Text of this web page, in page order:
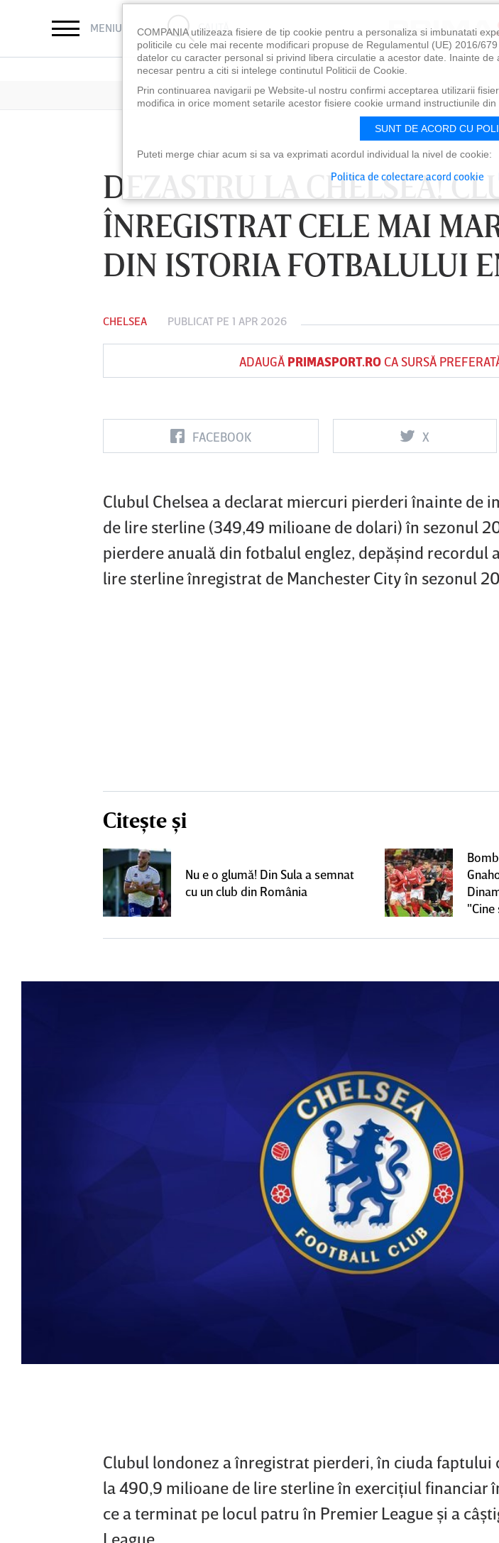
MENIU CAUTĂ
DEZASTRU LA CHELSEA!
ÎNREGISTRAT CELE MAI
DIN ISTORIA FOTBALULUI
CHELSEA PUBLICAT PE 1 APR 2026
ADAUGĂ PRIMASPORT.ROCA SURSĂ
FACEBOOK X
Clubul Chelsea a declarat miercuri pierderi înainte de
de lire sterline (349,49 milioane de dolari) în sezonul
pierdere anuală din fotbalul englez, depăşind recordul
lire sterline înregistrat de Manchester City în sezonul
Citește și
Nu e o glumă! Din Sula a semnat
cu un club din România
"Cine
Clubul londonez a înregistrat pierderi, în ciuda faptului
la 490,9 milioane de lire sterline în exerciţiul financiar
ce a terminat pe locul patru în Premier League şi a
League.
FC Botoşani
Vs
Corvinul
Hunedoara
Sepsi OSK Sf
Vs
FCSB UTA Arad
COMPANIA utilizeaza fisiere de tip cookie pentru a personaliza si imbunatati
politicile cu cele mai recente modificari propuse de Regulamentul (UE) 2016/
datelor cu caracter personal si privind libera circulatie a acestor date. Inainte
necesar pentru a citi si intelege continutul Politicii de Cookie.
Prin continuarea navigarii pe Website-ul nostru confirmi acceptarea utilizarii
modifica in orice moment setarile acestor fisiere cookie urmand instructiunile din
SUNT DE ACORD CU
Puteti merge chiar acum si sa va exprimati acordul individual la nivel de cookie:
Politica de colectare acord cookie